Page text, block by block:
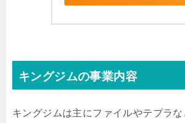
キングジムの事業内容
キングジムは主にファイルやテプラな